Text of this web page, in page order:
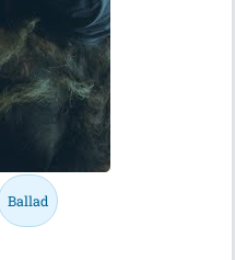
Ballad